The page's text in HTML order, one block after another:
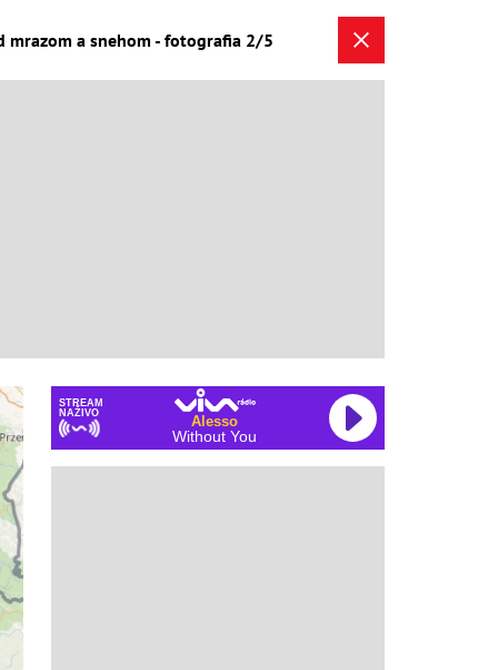
mrazom a snehom - fotografia 2/5
STREAM
NAŽIVO
Alesso
Without You